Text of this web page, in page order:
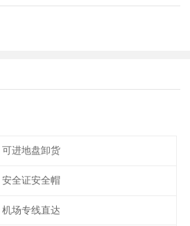
可进地盘卸货
安全证安全帽
机场专线直达